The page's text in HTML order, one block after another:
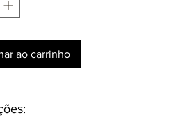
ao carrinho